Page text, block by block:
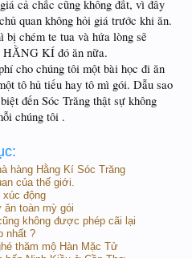
cả chắc cũng không đắt, vì đây
quan không hỏi giá trước khi ăn.
chém te tua và hứa lòng sẽ
HẰNG KÍ đó ăn nữa.
cho chúng tôi một bài học đi ăn
tô hủ tiếu hay tô mì gói. Dẫu sao
đến Sóc Trăng thật sự không
chúng tôi .
hàng Hằng Kí Sóc Trăng
của thế giới.
động
ăn toàn mỳ gói
không được phép cãi lại
nhất ?
thăm mộ Hàn Mặc Tử